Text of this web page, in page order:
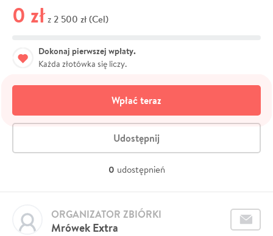
0 zł z 2 500 zł (Cel)
Dokonaj pierwszej wpłaty.
Każda złotówka się liczy.
Wpłać teraz
Udostępnij
0 udostępnień
Mrówek Extra
ORGANIZATOR ZBIÓRKI